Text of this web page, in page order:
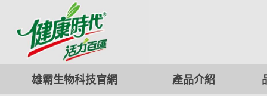
雄霸生物科技官網 產品介紹